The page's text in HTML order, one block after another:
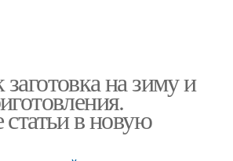
на зиму и
в новую